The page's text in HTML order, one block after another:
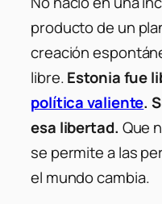
producto de un
creación
libre.Estonia fue
política valiente.
esa libertad. Que
se permite a las
el mundo cambia.